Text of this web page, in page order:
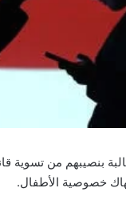
خصوصية الأطفال.